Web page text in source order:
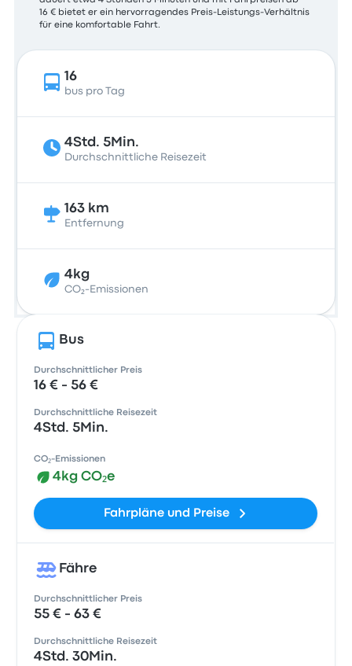
16 € bietet er ein hervorragendes Preis-Leistungs-Verhältnis
für eine komfortable Fahrt.
16
bus pro Tag
4Std. 5Min.
Durchschnittliche Reisezeit
163 km
Entfernung
4kg
CO₂-Emissionen
Bus
Durchschnittlicher Preis
16 € - 56 €
Durchschnittliche Reisezeit
4Std. 5Min.
CO₂-Emissionen
4kg CO₂e
Fahrpläne und Preise
Fähre
Durchschnittlicher Preis
55 € - 63 €
Durchschnittliche Reisezeit
4Std. 30Min.